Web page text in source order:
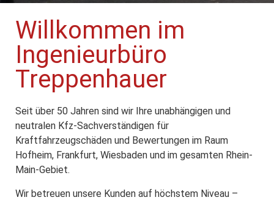
Willkommen im
Ingenieurbüro
Treppenhauer
Seit über 50 Jahren sind wir Ihre unabhängigen und
neutralen Kfz-Sachverständigen für
Kraftfahrzeugschäden und Bewertungen im Raum
Hofheim, Frankfurt, Wiesbaden und im gesamten Rhein-
Main-Gebiet.
Wir betreuen unsere Kunden auf höchstem Niveau –